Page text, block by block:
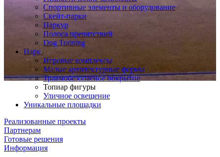
Спортивные элементы и оборудование
Скейт-парки
Паркур
Полоса препятствий
Dog Training
Парк
Игровые комплексы
Малые архитектурные формы
Травмобезопасное покрытие
Топиар фигуры
Уличное освещение
Уникальные площадки
Реализованные проекты
Партнерам
Готовые решения
Информация